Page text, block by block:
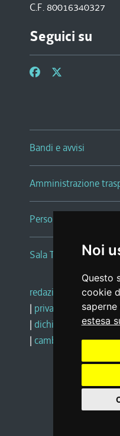
Noi
Questo
cookie
estesa
C.F. 80016340327
Seguici su
Bandi e avvisi
Amministrazione
Persone e Uffici
Sala Tiziano Tessitori
redazione web |
| privacy
social
| dichiarazione di
| cambio preferenze